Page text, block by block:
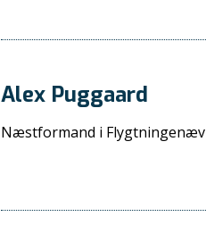
Alex Puggaard
Næstformand i